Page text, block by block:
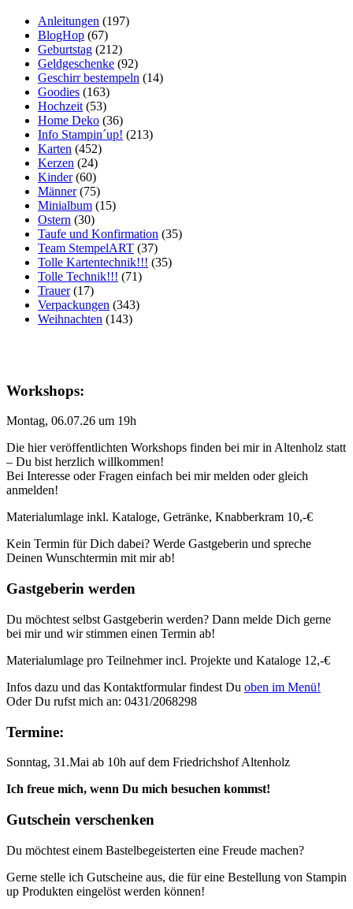
Anleitungen (197)
BlogHop (67)
Geburtstag (212)
Geldgeschenke (92)
Geschirr bestempeln (14)
Goodies (163)
Hochzeit (53)
Home Deko (36)
Info Stampin´up! (213)
Karten (452)
Kerzen (24)
Kinder(60)
Männer(75)
Minialbum (15)
Ostern (30)
Taufe und Konfirmation (35)
Team StempelART (37)
Tolle Kartentechnik!!! (35)
Tolle Technik!!! (71)
Trauer(17)
Verpackungen (343)
Weihnachten (143)
Workshops:
Montag, 06.07.26 um 19h
Die hier veröffentlichten Workshops finden bei mir in Altenholz statt
– Du bist herzlich willkommen!
Bei Interesse oder Fragen einfach bei mir melden oder gleich
anmelden!
Materialumlage inkl. Kataloge, Getränke, Knabberkram 10,-€
Kein Termin für Dich dabei? Werde Gastgeberin und spreche
Deinen Wunschtermin mit mir ab!
Gastgeberin werden
Du möchtest selbst Gastgeberin werden? Dann melde Dich gerne
bei mir und wir stimmen einen Termin ab!
Materialumlage pro Teilnehmer incl. Projekte und Kataloge 12,-€
Infos dazu und das Kontaktformular findest Du oben im Menü!
Oder Du rufst mich an: 0431/2068298
Termine:
Sonntag, 31.Mai ab 10h auf dem Friedrichshof Altenholz
Ich freue mich, wenn Du mich besuchen kommst!
Gutschein verschenken
Du möchtest einem Bastelbegeisterten eine Freude machen?
Gerne stelle ich Gutscheine aus, die für eine Bestellung von Stampin
up Produkten eingelöst werden können!